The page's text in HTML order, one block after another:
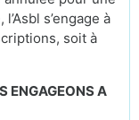
s’engage à
soit à
ENGAGEONS A